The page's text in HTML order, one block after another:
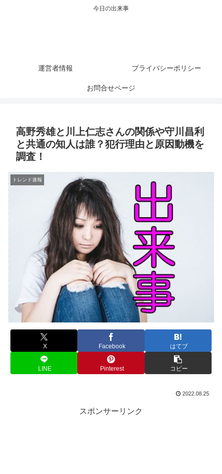
今日の出来事
運営者情報 プライバシーポリシー
お問合せページ
高野秀雄と川上仁志さんの関係や守川昌利
と共通の知人は誰？犯行理由と原因動機を
調査！
トレンド速報
X Facebook はてブ
LINE Pinterest コピー
2022.08.25
スポンサーリンク